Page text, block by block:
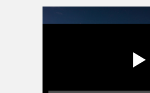
александр дрозденко